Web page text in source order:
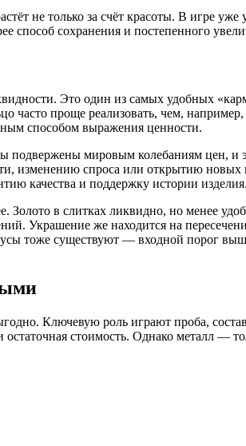
не только за счёт красоты. В игре
способ сохранения и постепенного
Это один из самых удобных
часто проще реализовать, чем,
способом выражения ценности.
подвержены мировым колебаниям цен,
изменению спроса или открытию
качества и поддержку истории изделия.
Золото в слитках ликвидно, но менее
Украшение же находится на
тоже существуют — входной порог
Ключевую роль играют проба,
остаточная стоимость. Однако металл —